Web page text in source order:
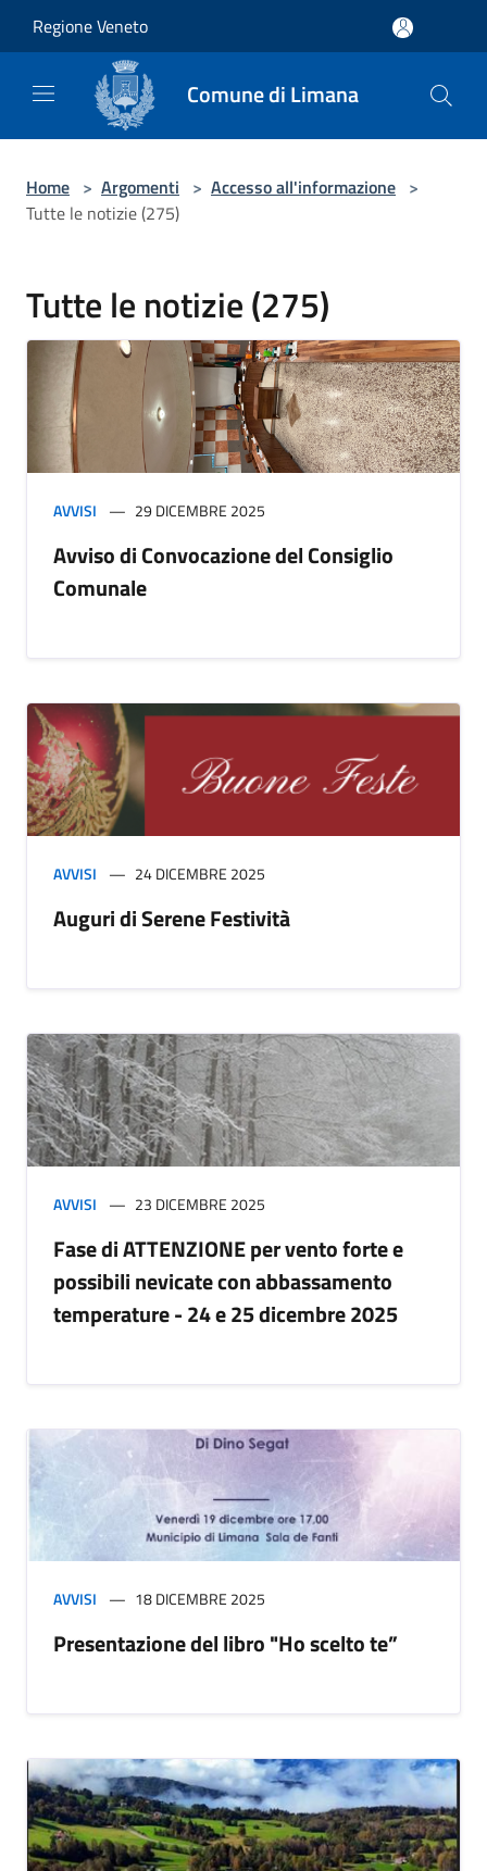
Regione Veneto
Comune di Limana
Home > Argomenti > Accesso all'informazione >
Tutte le notizie (275)
Tutte le notizie (275)
AVVISI 29 DICEMBRE 2025
Avviso di Convocazione del Consiglio
Comunale
AVVISI 24 DICEMBRE 2025
Auguri di Serene Festività
AVVISI 23 DICEMBRE 2025
Fase di ATTENZIONE per vento forte e
possibili nevicate con abbassamento
temperature - 24 e 25 dicembre 2025
AVVISI 18 DICEMBRE 2025
Presentazione del libro "Ho scelto te”